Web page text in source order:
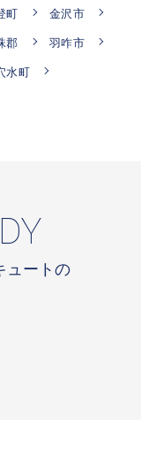
町
金沢市
郡
羽咋市
水町
ュートの